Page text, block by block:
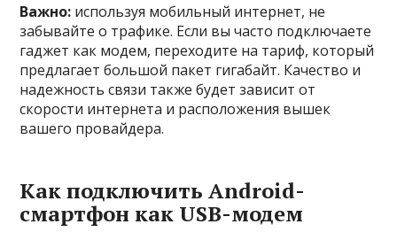
Важно: используя мобильный интернет, не
забывайте о трафике. Если вы часто подключаете
гаджет как модем, переходите на тариф, который
предлагает большой пакет гигабайт. Качество и
надежность связи также будет зависит от
скорости интернета и расположения вышек
вашего провайдера.
Как подключить Android-
смартфон как USB-модем